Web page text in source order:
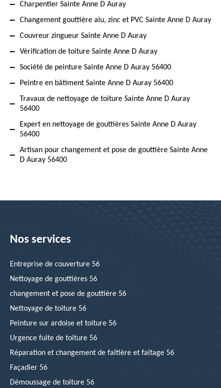
Charpentier Sainte Anne D Auray
Changement gouttière alu, zinc et PVC Sainte Anne D Auray
Couvreur zingueur Sainte Anne D Auray
Vérification de toiture Sainte Anne D Auray
Société de peinture Sainte Anne D Auray 56400
Peintre en bâtiment Sainte Anne D Auray 56400
Travaux de nettoyage de toiture Sainte Anne D Auray
56400
Expert en nettoyage de gouttières Sainte Anne D Auray
56400
Artisan pour changement et pose de gouttière Sainte Anne
D Auray 56400
Nos services
Entreprise de couverture 56
Nettoyage de gouttières 56
changement et pose de gouttière 56
Nettoyage de toiture 56
Peinture sur ardoise et toiture 56
Urgence fuite de toiture 56
Réparation et changement de faîtière et faîtage 56
Façadier 56
Démoussage de toiture 56